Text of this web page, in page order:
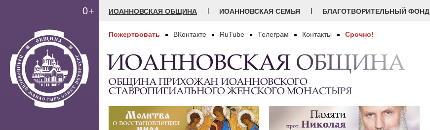
0+ ИОАННОВСКАЯ ОБЩИНА | ИОАННОВСКАЯ СЕМЬЯ | БЛАГОТВОРИТЕЛЬНЫЙ ФОНД
Пожертвовать ВКонтакте RuTube Телеграм Контакты Срочно!
ИОАННОВСКАЯ ОБЩИНА
ОБЩИНА ПРИХОЖАН ИОАННОВСКОГО
СТАВРОПИГИАЛЬНОГО ЖЕНСКОГО МОНАСТЫРЯ